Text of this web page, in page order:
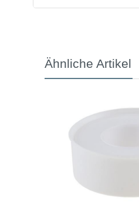
Ähnliche Artikel